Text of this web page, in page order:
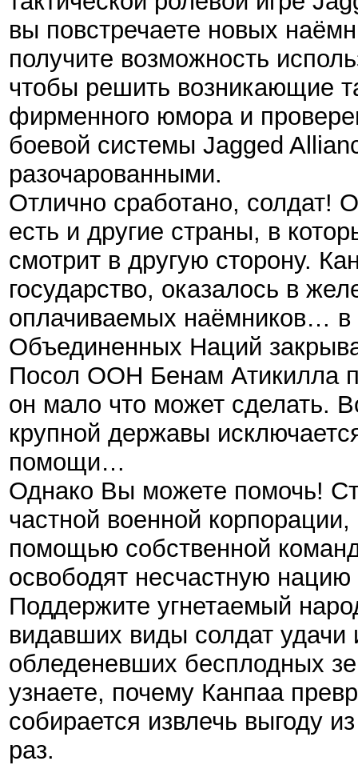
вы повстречаете новых
получите возможность
чтобы решить возникающие
фирменного юмора и
боевой системы Jagged
разочарованными.
Отлично сработано, солдат!
есть и другие страны, в
смотрит в другую сторону.
государство, оказалось в
оплачиваемых наёмников… в
Объединенных Наций
Посол ООН Бенам Атикилла
он мало что может сделать.
крупной державы
помощи…
Однако Вы можете помочь!
частной военной
помощью собственной
освободят несчастную
Поддержите угнетаемый
видавших виды солдат удачи
обледеневших бесплодных
узнаете, почему Канпаа
собирается извлечь выгоду
раз.